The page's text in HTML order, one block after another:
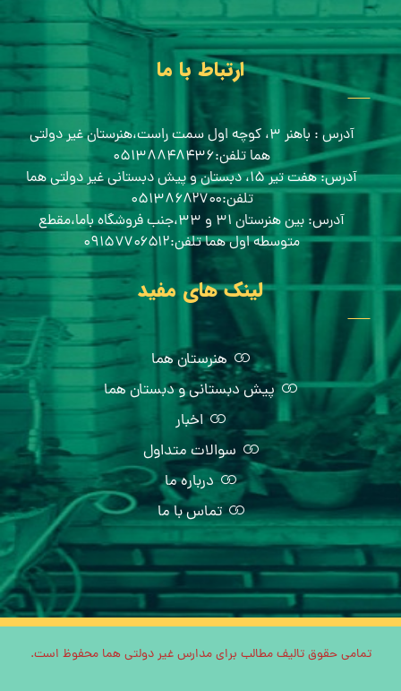
ارتباط با ما
آدرس : باهنر ۳، کوچه اول سمت راست،هنرستان غیر دولتی
هما تلفن:۰۵۱۳۸۸۴۸۴۳۶
آدرس: هفت تیر ۱۵، دبستان و پیش دبستانی غیر دولتی هما
تلفن:۰۵۱۳۸۶۸۲۷۰۰
آدرس: بین هنرستان ۳۱ و ۳۳،جنب فروشگاه باما،مقطع
متوسطه اول هما تلفن:۰۹۱۵۷۷۰۶۵۱۲
لینک های مفید
هنرستان هما
پیش دبستانی و دبستان هما
اخبار
سوالات متداول
درباره ما
تماس با ما
تمامی حقوق تالیف مطالب برای مدارس غیر دولتی هما محفوظ است.